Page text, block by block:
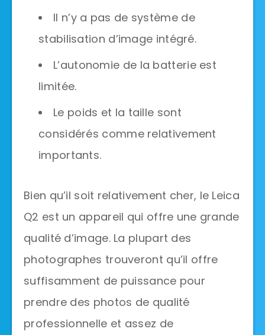
Il n’y a pas de système de
stabilisation d’image intégré.
L’autonomie de la batterie est
limitée.
Le poids et la taille sont
considérés comme relativement
importants.
Bien qu’il soit relativement cher, le Leica
Q2 est un appareil qui offre une grande
qualité d’image. La plupart des
photographes trouveront qu’il offre
suffisamment de puissance pour
prendre des photos de qualité
professionnelle et assez de